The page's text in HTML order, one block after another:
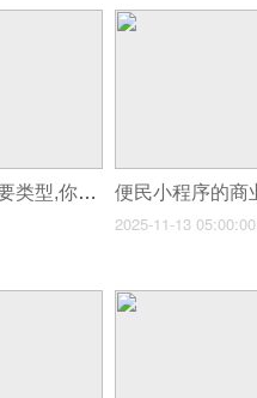
便民小程序的3种主要类型,你选对了吗?
2025-11-13 05:00:00